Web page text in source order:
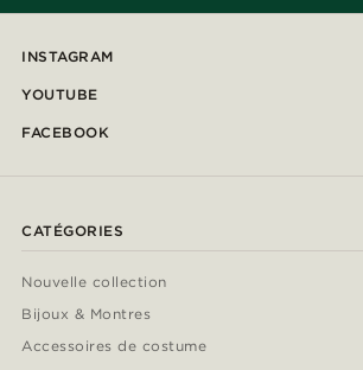
INSTAGRAM
YOUTUBE
FACEBOOK
CATÉGORIES
Nouvelle collection
Bijoux & Montres
Accessoires de costume